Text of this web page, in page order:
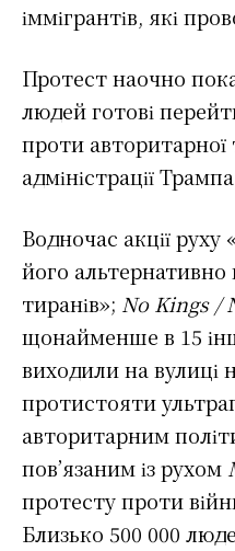
іммігрантів, які
Протест наочно
людей готові
проти авторитарної
адміністрації
Водночас акції руху
його альтернативно
тиранів»; No Kings/
щонайменше в 15
виходили на вулиці
протистояти
авторитарним
пов’язаним із рухом
протесту проти
Близько 500 000